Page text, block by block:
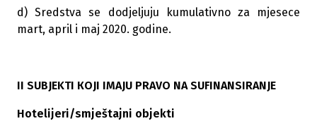
d) Sredstva se dodjeljuju kumulativno za mjesece
mart, april i maj 2020. godine.
II SUBJEKTI КОJI IMAJU PRAVO NA SUFINANSIRANJE
Hotelijeri/smještajni objekti